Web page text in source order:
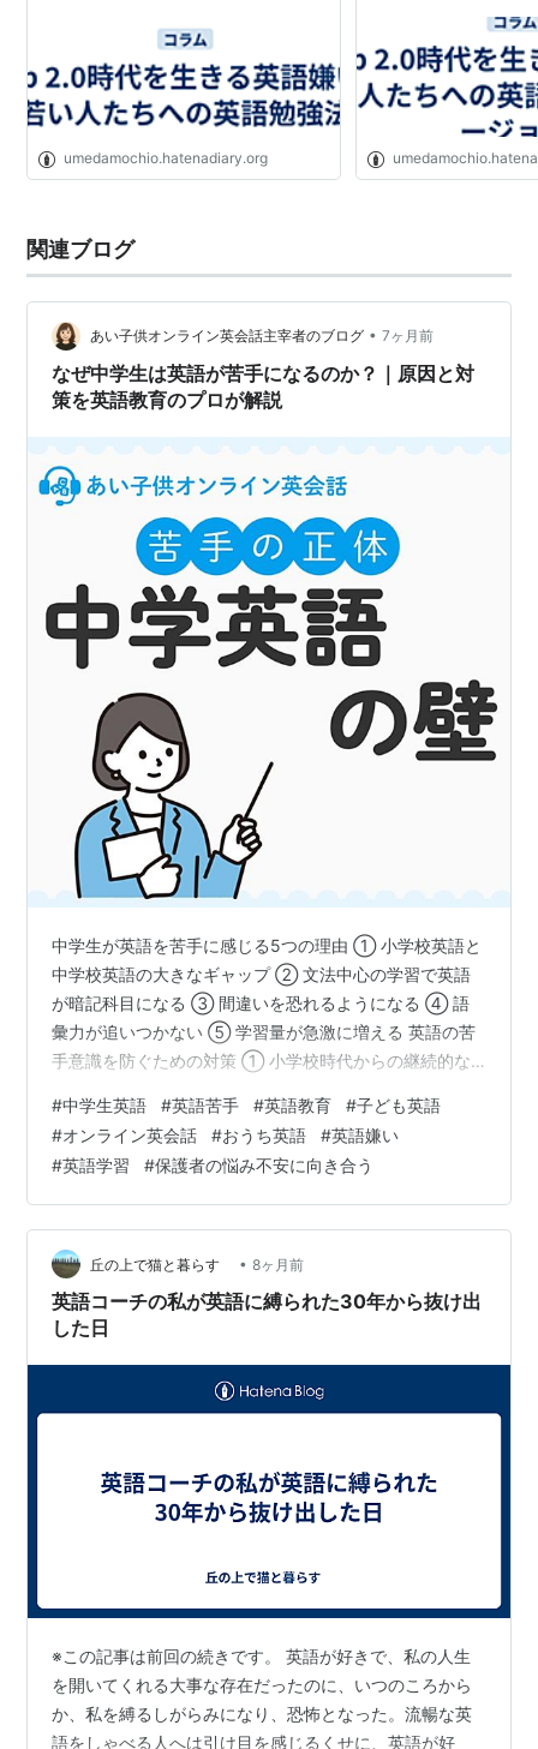
umedamochio.hatenadiary.org
関連ブログ
あい子供オンライン英会話主宰者のブログ • 7ヶ月前
なぜ中学生は英語が苦手になるのか？｜原因と対
策を英語教育のプロが解説
中学生が英語を苦手に感じる5つの理由 ① 小学校英語と
中学校英語の大きなギャップ ② 文法中心の学習で英語
が暗記科目になる ③ 間違いを恐れるようになる ④ 語
彙力が追いつかない ⑤ 学習量が急激に増える 英語の苦
手意識を防ぐための対策 ① 小学校時代からの継続的な
脈の中で学ぶ ④ 高頻度で学習を続ける ⑤ 自信を育て
る環境づくり 実際の成功事例 保護者の方へお伝えしたい
こと まとめ こんにちは、あい子供オンライン英会話で
す。 「小学校では英語を楽しんでいたのに、中学生にな
った途端に嫌がるようになった」「中学校の英語の成績
がなかなか伸びない…
#中学生英語 #英語苦手 #英語教育 #子ども英語
#オンライン英会話 #おうち英語 #英語嫌い
#英語学習 #保護者の悩み不安に向き合う
丘の上で猫と暮らす • 8ヶ月前
英語コーチの私が英語に縛られた30年から抜け出
した日
※この記事は前回の続きです。 英語が好きで、私の人生
を開いてくれる大事な存在だったのに、いつのころから
か、私を縛るしがらみになり、恐怖となった。流暢な英
語をしゃべる人へは引け目を感じるくせに、英語が好